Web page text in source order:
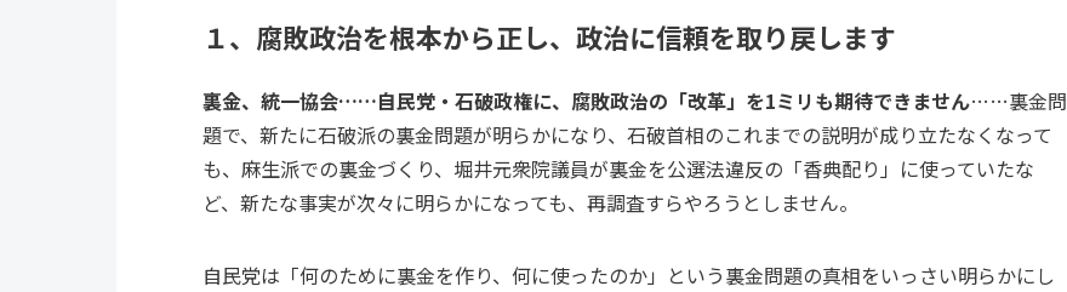
１、腐敗政治を根本から正し、政治に信頼を取り戻します
裏金、統一協会……自民党・石破政権に、腐敗政治の「改革」を1ミリも期待できません……裏金問
題で、新たに石破派の裏金問題が明らかになり、石破首相のこれまでの説明が成り立たなくなって
も、麻生派での裏金づくり、堀井元衆院議員が裏金を公選法違反の「香典配り」に使っていたな
ど、新たな事実が次々に明らかになっても、再調査すらやろうとしません。
自民党は「何のために裏金を作り、何に使ったのか」という裏金問題の真相をいっさい明らかにし